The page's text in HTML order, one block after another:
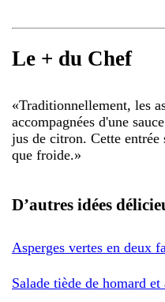
Le + du Chef
«Traditionnellement, les
accompagnées d'une
jus de citron. Cette entrée
que froide.»
D’autres idées
Asperges vertes en deux
Salade tiède de homard et